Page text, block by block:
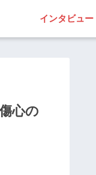
インタビュー
心の